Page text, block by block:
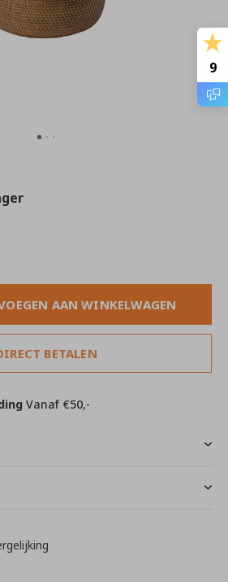
AAN WINKELWAGEN
BETALEN
Vanaf €50,-
9